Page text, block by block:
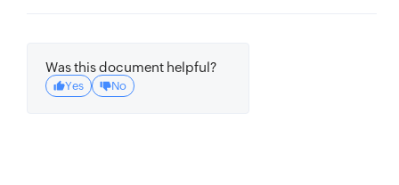
"last_name": "2",
"user_type"
Was this document helpful?
Yes No